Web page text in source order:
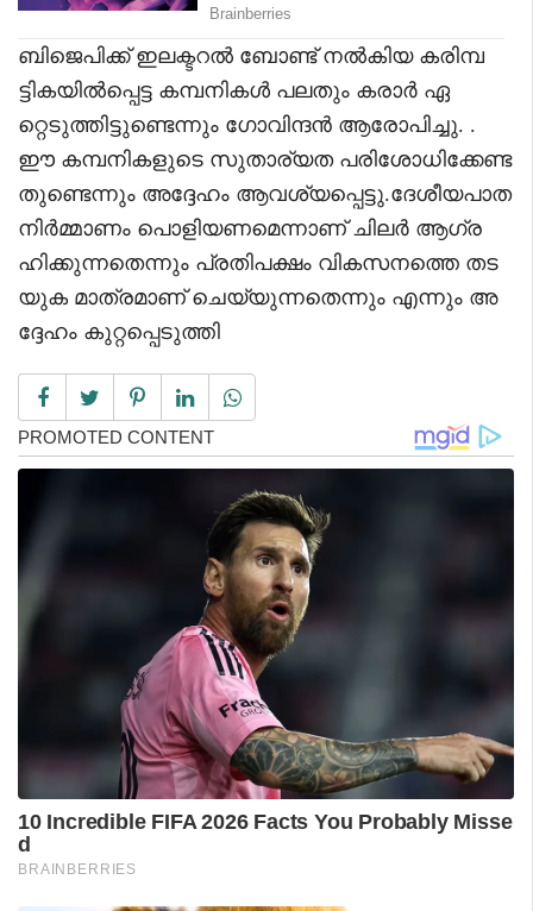
ബിജെപിക്ക് ഇലക്ടറൽ ബോണ്ട് നൽകിയ കരിമ്പ
ട്ടികയിൽപ്പെട്ട കമ്പനികൾ പലതും കരാർ ഏ
റ്റെടുത്തിട്ടുണ്ടെന്നും ഗോവിന്ദൻ ആരോപിച്ചു. .
ഈ കമ്പനികളുടെ സുതാര്യത പരിശോധിക്കേണ്ട
തുണ്ടെന്നും അദ്ദേഹം ആവശ്യപ്പെട്ടു.ദേശീയപാത
നിർമ്മാണം പൊളിയണമെന്നാണ് ചിലർ ആഗ്ര
ഹിക്കുന്നതെന്നും പ്രതിപക്ഷം വികസനത്തെ തട
യുക മാത്രമാണ് ചെയ്യുന്നതെന്നും എന്നും അ
ദ്ദേഹം കുറ്റപ്പെടുത്തി